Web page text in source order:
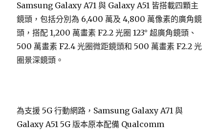
Samsung Galaxy A71 與 Galaxy A51 皆搭載四顆主
鏡頭，包括分別為 6,400 萬及 4,800 萬像素的廣角鏡
頭，搭配 1,200 萬畫素 F2.2 光圈 123° 超廣角鏡頭、
500 萬畫素 F2.4 光圈微距鏡頭和 500 萬畫素 F2.2 光
圈景深鏡頭。
為支援 5G 行動網路，Samsung Galaxy A71 與
Galaxy A51 5G 版本原本配備 Qualcomm